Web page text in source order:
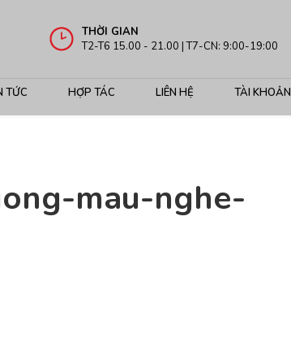
THỜI GIAN
T2-T6 15.00 - 21.00 | T7-CN: 9:00-19:00
TỨC HỢP TÁC LIÊN HỆ TÀI KHOẢN
mau-nghe-